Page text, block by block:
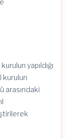
yapıldığı
kurulun
arasındaki